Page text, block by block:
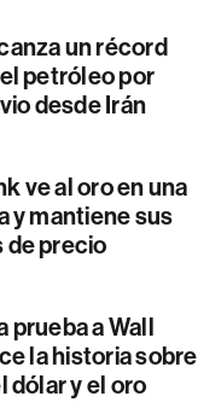
un récord
petróleo por
desde Irán
ve al oro en una
y mantiene sus
precio
prueba a Wall
la historia sobre
dólar y el oro